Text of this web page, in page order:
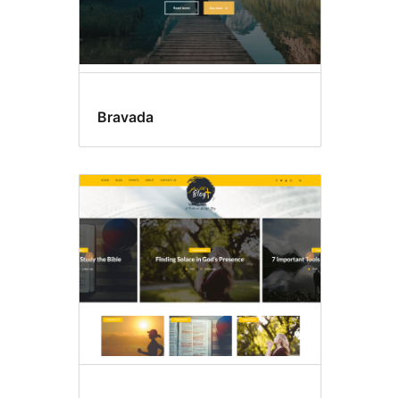
Bravada